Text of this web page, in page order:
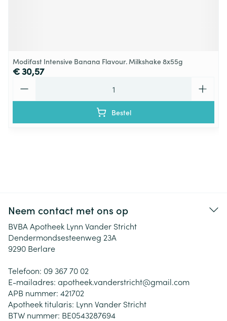
Modifast Intensive Banana Flavour. Milkshake 8x55g
€ 30,57
Bestel
Neem contact met ons op
BVBA Apotheek Lynn Vander Stricht
Dendermondsesteenweg 23A
9290 Berlare
Telefoon: 09 367 70 02
E-mailadres: apotheek.vanderstricht@gmail.com
APB nummer: 421702
Apotheek titularis: Lynn Vander Stricht
BTW nummer: BE0543287694